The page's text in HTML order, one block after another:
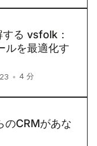
る vsfolk：
ルを最適化す
• 4 分
CRMがあな